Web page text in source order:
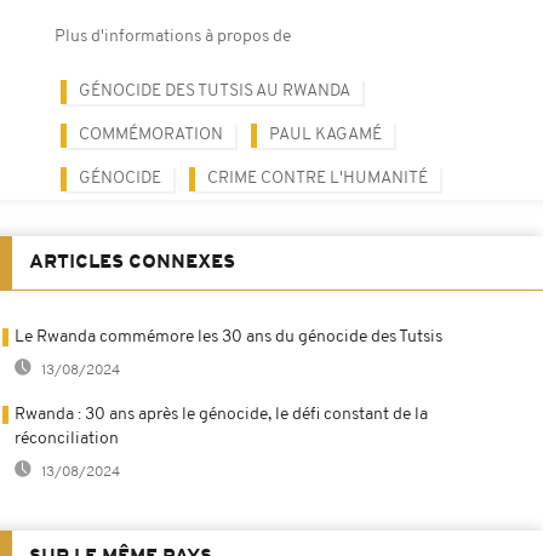
Plus d'informations à propos de
GÉNOCIDE DES TUTSIS AU RWANDA
COMMÉMORATION PAUL KAGAMÉ
GÉNOCIDE CRIME CONTRE L'HUMANITÉ
ARTICLES CONNEXES
Le Rwanda commémore les 30 ans du génocide des Tutsis
13/08/2024
Rwanda : 30 ans après le génocide, le défi constant de la
réconciliation
13/08/2024